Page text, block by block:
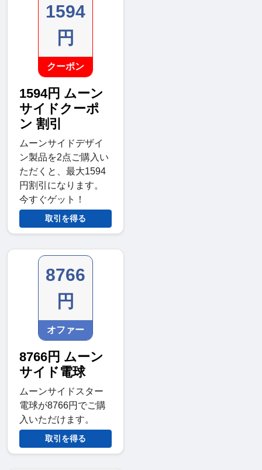
1594
円
クーポン
1594円 ムーン
サイドクーポ
ン 割引
ムーンサイドデザイ
ン製品を2点ご購入い
ただくと、最大1594
円割引になります。
今すぐゲット！
取引を得る
8766
円
オファー
8766円 ムーン
サイド電球
ムーンサイドスター
電球が8766円でご購
入いただけます。
取引を得る